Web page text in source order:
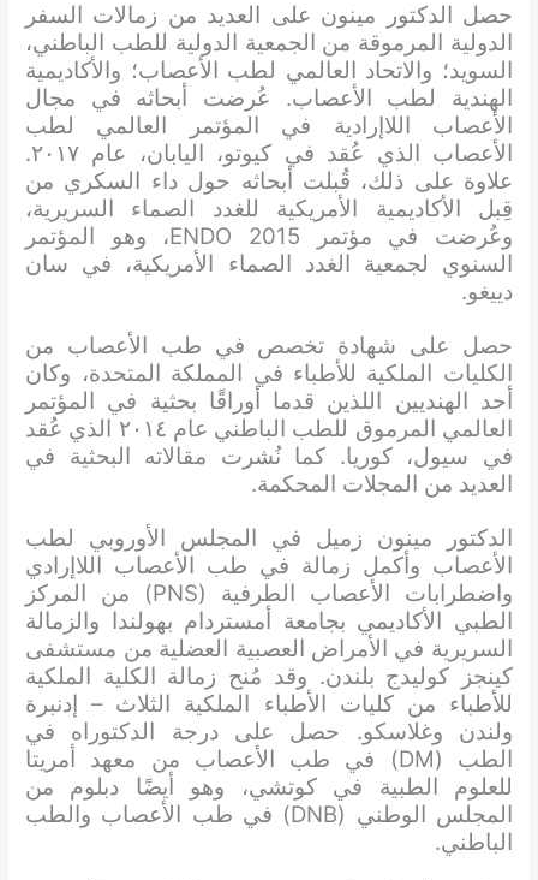
حصل الدكتور مينون على العديد من زمالات السفر
الدولية المرموقة من الجمعية الدولية للطب الباطني،
السويد؛ والاتحاد العالمي لطب الأعصاب؛ والأكاديمية
الهندية لطب الأعصاب. عُرضت أبحاثه في مجال
الأعصاب اللاإرادية في المؤتمر العالمي لطب
الأعصاب الذي عُقد في كيوتو، اليابان، عام ٢٠١٧.
علاوة على ذلك، قُبلت أبحاثه حول داء السكري من
قِبل الأكاديمية الأمريكية للغدد الصماء السريرية،
وعُرضت في مؤتمر ENDO 2015، وهو المؤتمر
السنوي لجمعية الغدد الصماء الأمريكية، في سان
دييغو.
حصل على شهادة تخصص في طب الأعصاب من
الكليات الملكية للأطباء في المملكة المتحدة، وكان
أحد الهنديين اللذين قدما أوراقًا بحثية في المؤتمر
العالمي المرموق للطب الباطني عام ٢٠١٤ الذي عُقد
في سيول، كوريا. كما نُشرت مقالاته البحثية في
العديد من المجلات المحكمة.
الدكتور مينون زميل في المجلس الأوروبي لطب
الأعصاب وأكمل زمالة في طب الأعصاب اللاإرادي
واضطرابات الأعصاب الطرفية (PNS) من المركز
الطبي الأكاديمي بجامعة أمستردام بهولندا والزمالة
السريرية في الأمراض العصبية العضلية من مستشفى
كينجز كوليدج بلندن. وقد مُنح زمالة الكلية الملكية
للأطباء من كليات الأطباء الملكية الثلاث – إدنبرة
ولندن وغلاسكو. حصل على درجة الدكتوراه في
الطب (DM) في طب الأعصاب من معهد أمريتا
للعلوم الطبية في كوتشي، وهو أيضًا دبلوم من
المجلس الوطني (DNB) في طب الأعصاب والطب
الباطني.